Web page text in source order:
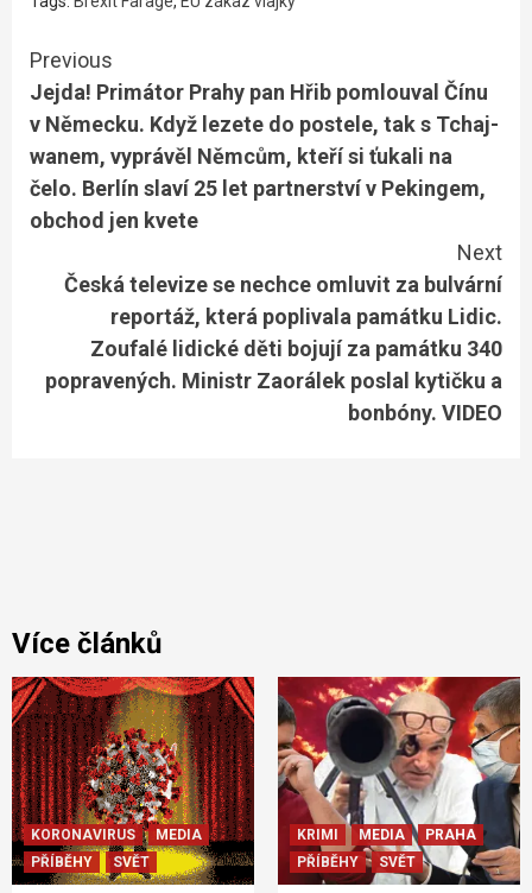
Continue
Reading
Previous
Jejda! Primátor Prahy pan Hřib pomlouval Čínu
v Německu. Když lezete do postele, tak s Tchaj-
wanem, vyprávěl Němcům, kteří si ťukali na
čelo. Berlín slaví 25 let partnerství v Pekingem,
obchod jen kvete
Next
Česká televize se nechce omluvit za bulvární
reportáž, která poplivala památku Lidic.
Zoufalé lidické děti bojují za památku 340
popravených. Ministr Zaorálek poslal kytičku a
bonbóny. VIDEO
Více článků
KORONAVIRUS
MEDIA
PŘÍBĚHY
SVĚT
KRIMI MEDIA
PRAHA
PŘÍBĚHY
SVĚT